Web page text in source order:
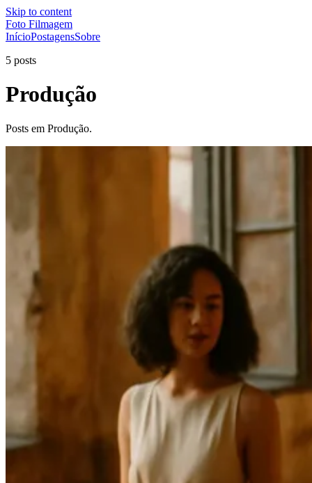
Skip to content
Foto Filmagem
InícioPostagensSobre
5 posts
Produção
Posts em Produção.